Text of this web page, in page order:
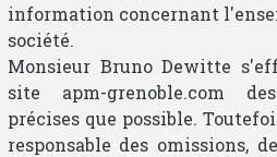
information concernant
société.
Monsieur Bruno Dewitte
site apm-grenoble.com
précises que possible.
responsable des omissions,